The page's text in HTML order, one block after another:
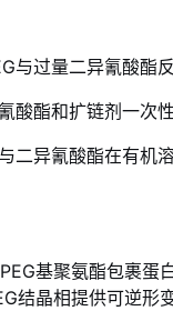
与过量二异氰酸酯
酸酯和扩链剂一次
二异氰酸酯在有机
基聚氨酯包裹蛋
结晶相提供可逆形变